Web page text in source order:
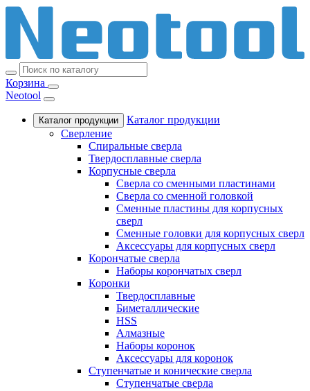
Корзина
Neotool
Каталог продукции
Каталог продукции
Сверление
Спиральные сверла
Твердосплавные сверла
Корпусные сверла
Сверла со сменными пластинами
Сверла со сменной головкой
Сменные пластины для корпусных
сверл
Сменные головки для корпусных сверл
Аксессуары для корпусных сверл
Корончатые сверла
Наборы корончатых сверл
Коронки
Твердосплавные
Биметаллические
HSS
Алмазные
Наборы коронок
Аксессуары для коронок
Ступенчатые и конические сверла
Ступенчатые сверла